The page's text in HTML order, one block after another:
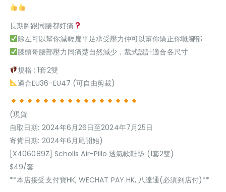
長期腳跟同腰都好痛
除左可以幫你減輕扁平足承受壓力仲可以幫你矯正你嘅腳部
膝頭哥腰部壓力同痛楚自然減少，裁式設計適合各尺寸
規格 : 1套2雙
適合EU36-EU47 (可自由剪裁)
(現貨:
自取日期: 2024年6月26日至2024年7月25日
寄貨日期: 2024年6月尾開始)
[X406089Z] Scholls Air-Pillo 透氣軟鞋墊 (1套2雙)
$49/套
**本店接受支付寶HK, WECHAT PAY HK, 八達通(必須到店付)**